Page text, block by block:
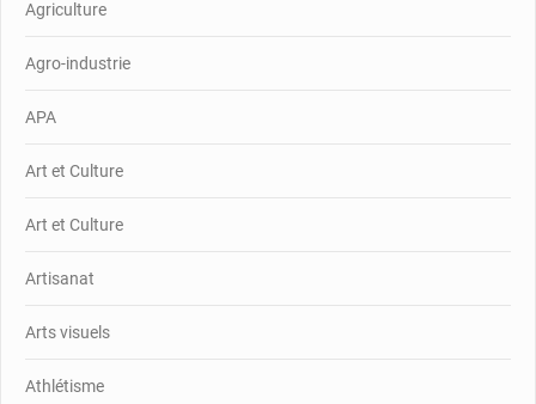
Agriculture
Agro-industrie
APA
Art et Culture
Art et Culture
Artisanat
Arts visuels
Athlétisme